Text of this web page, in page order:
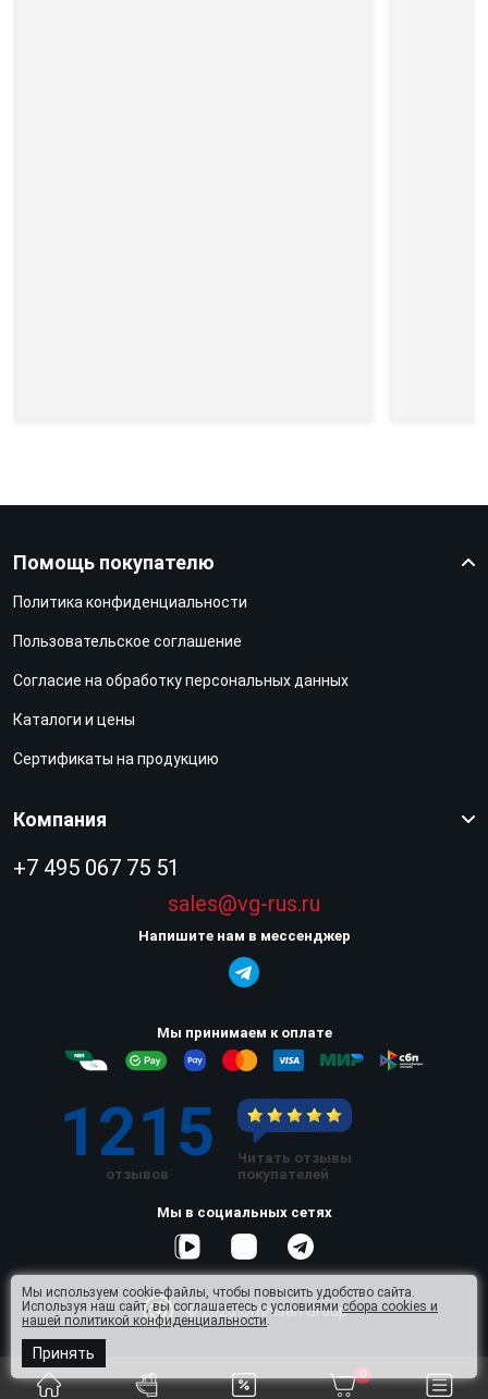
0
Помощь покупателю
Политика конфиденциальности
Пользовательское соглашение
Согласие на обработку персональных данных
Каталоги и цены
Сертификаты на продукцию
Компания
+7 495 067 75 51
sales@vg-rus.ru
Напишите нам в мессенджер
Мы принимаем к оплате
1215
отзывов
Читать отзывы
покупателей
Мы в социальных сетях
© 2026 Omnisan Group
Мы используем cookie-файлы, чтобы повысить удобство сайта.
Используя наш сайт, вы соглашаетесь с условиямисбора cookies и
нашей политикой конфиденциальности.
Принять